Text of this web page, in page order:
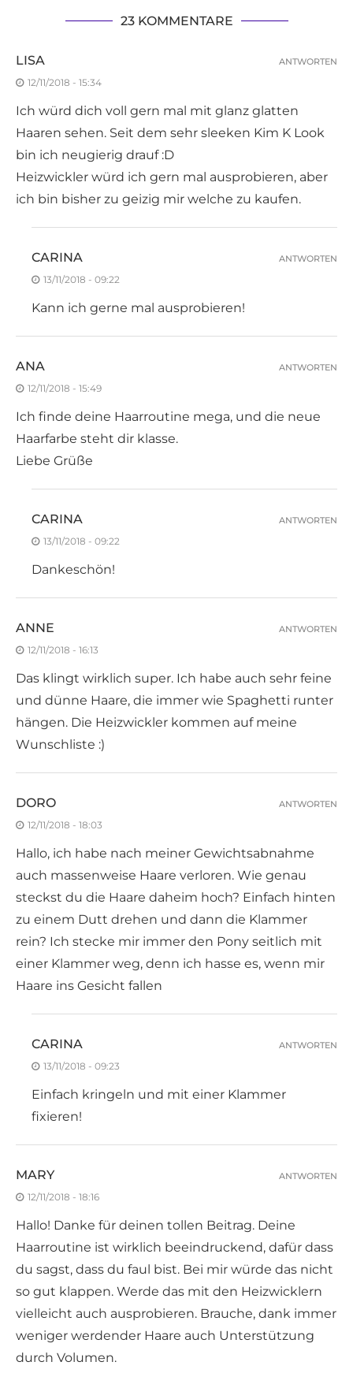
23 KOMMENTARE
LISA
12/11/2018 - 15:34
Ich würd dich voll gern mal mit glanz glatten
Haaren sehen. Seit dem sehr sleeken Kim K Look
bin ich neugierig drauf :D
Heizwickler würd ich gern mal ausprobieren, aber
ich bin bisher zu geizig mir welche zu kaufen.
ANTWORTEN
CARINA
13/11/2018 - 09:22
Kann ich gerne mal ausprobieren!
ANTWORTEN
ANA
12/11/2018 - 15:49
Ich finde deine Haarroutine mega, und die neue
Haarfarbe steht dir klasse.
Liebe Grüße
ANTWORTEN
CARINA
13/11/2018 - 09:22
Dankeschön!
ANTWORTEN
ANNE
12/11/2018 - 16:13
Das klingt wirklich super. Ich habe auch sehr feine
und dünne Haare, die immer wie Spaghetti runter
hängen. Die Heizwickler kommen auf meine
Wunschliste :)
ANTWORTEN
DORO
12/11/2018 - 18:03
Hallo, ich habe nach meiner Gewichtsabnahme
auch massenweise Haare verloren. Wie genau
steckst du die Haare daheim hoch? Einfach hinten
zu einem Dutt drehen und dann die Klammer
rein? Ich stecke mir immer den Pony seitlich mit
einer Klammer weg, denn ich hasse es, wenn mir
Haare ins Gesicht fallen
ANTWORTEN
CARINA
13/11/2018 - 09:23
Einfach kringeln und mit einer Klammer
fixieren!
ANTWORTEN
MARY
12/11/2018 - 18:16
Hallo! Danke für deinen tollen Beitrag. Deine
Haarroutine ist wirklich beeindruckend, dafür dass
du sagst, dass du faul bist. Bei mir würde das nicht
so gut klappen. Werde das mit den Heizwicklern
vielleicht auch ausprobieren. Brauche, dank immer
weniger werdender Haare auch Unterstützung
durch Volumen.
ANTWORTEN